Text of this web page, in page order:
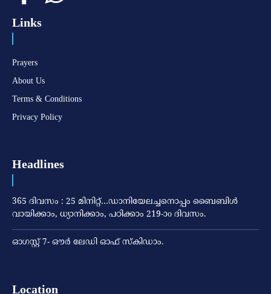
Links
Prayers
About Us
Terms & Conditions
Privacy Policy
Headlines
365 ദിവസം : 25 മിനിറ്റ്…ഡാനിയേലച്ചനൊപ്പം ബൈബിൾ
വായിക്കാം, ധ്യാനിക്കാം, പഠിക്കാം 219-ാo ദിവസം.
ഓഗസ്റ്റ് 7- ഔര്‍ ലേഡി ഓഫ് സ്‌കിഡാം.
Location